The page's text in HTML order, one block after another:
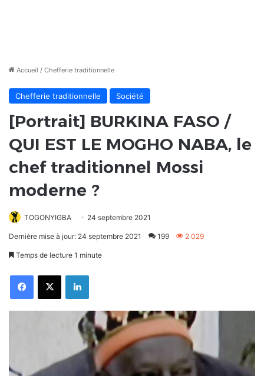
Accueil / Chefferie traditionnelle
Chefferie traditionnelle Société
[Portrait] BURKINA FASO /
QUI EST LE MOGHO NABA, le
chef traditionnel Mossi
moderne ?
TOGONYIGBA 24 septembre 2021
Dernière mise à jour: 24 septembre 2021 199 2 029
Temps de lecture 1 minute
FacebookX Linkedin